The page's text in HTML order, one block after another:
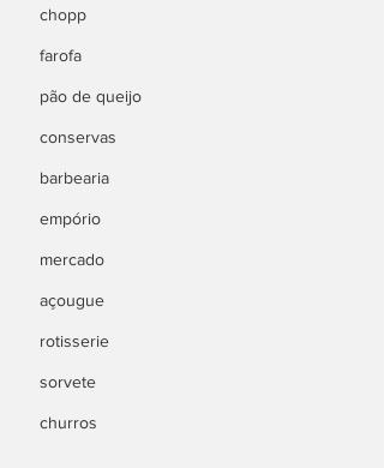
chopp
farofa
pão de queijo
conservas
barbearia
empório
mercado
açougue
rotisserie
sorvete
churros